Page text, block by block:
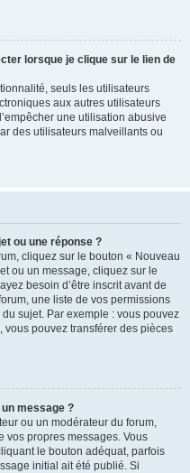
lorsque je clique sur le lien de
seuls les utilisateurs
aux autres utilisateurs
une utilisation abusive
des utilisateurs malveillants ou
ou une réponse ?
cliquez sur le bouton « Nouveau
ou un message, cliquez sur le
besoin d’être inscrit avant de
une liste de vos permissions
sujet. Par exemple : vous pouvez
pouvez transférer des pièces
message ?
ou un modérateur du forum,
vos propres messages. Vous
le bouton adéquat, parfois
initial ait été publié. Si